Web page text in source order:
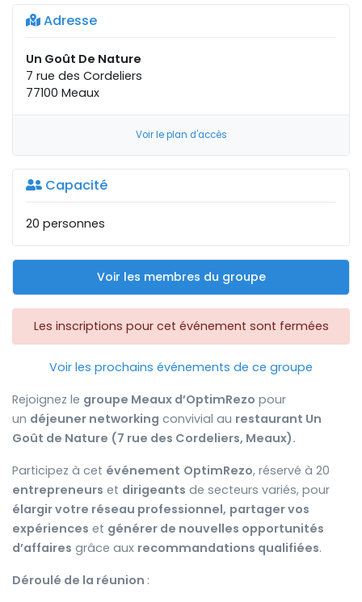
Adresse
Un Goût De Nature
7 rue des Cordeliers
77100 Meaux
Voir le plan d'accès
Capacité
20 personnes
Voir les membres du groupe
Les inscriptions pour cet événement sont fermées
Voir les prochains événements de ce groupe
Rejoignez le groupe Meaux d’OptimRezo pour
un déjeuner networking convivial au restaurant Un
Goût de Nature (7 rue des Cordeliers, Meaux).
Participez à cet événement OptimRezo, réservé à 20
entrepreneurs et dirigeants de secteurs variés, pour
élargir votre réseau professionnel, partager vos
expériences et générer de nouvelles opportunités
d’affaires grâce aux recommandations qualifiées.
Déroulé de la réunion :